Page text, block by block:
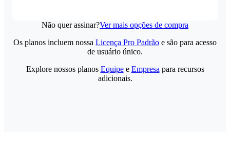
Não quer assinar?Ver mais opções de compra
Os planos incluem nossa Licença Pro Padrão e são para acesso
de usuário único.
Explore nossos planos Equipee Empresa para recursos
adicionais.